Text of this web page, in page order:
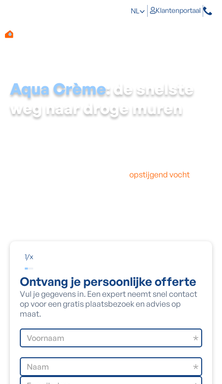
NL Klantenportaal
Aqua Crème: de snelste
weg naar droge muren
Vocht is de grootste nachtmerrie van elke
opstijgend vocht
1/x
Ontvang je persoonlijke offerte
Vul je gegevens in. Een expert neemt snel contact
op voor een gratis plaatsbezoek en advies op
maat.